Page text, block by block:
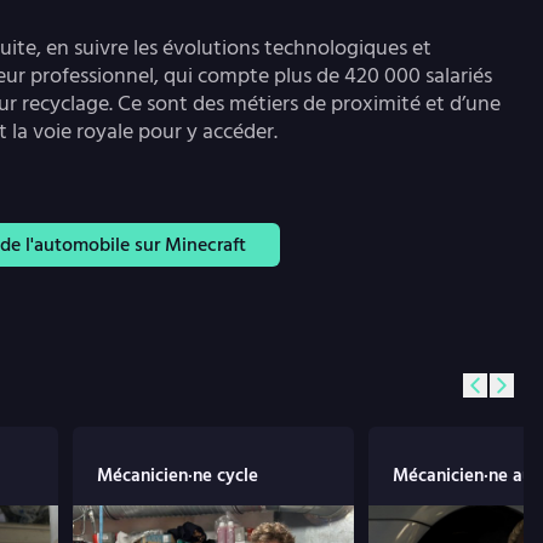
en suivre les évolutions technologiques et
professionnel, qui compte plus de 420 000 salariés
recyclage. Ce sont des métiers de proximité et d’une
voie royale pour y accéder.
l'automobile sur Minecraft
Mécanicien·ne cycle Mécanicien·ne